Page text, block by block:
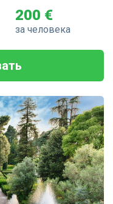
200 €
за человека